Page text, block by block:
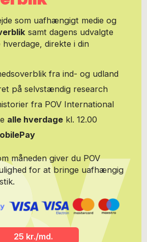
som uafhængigt medie og
samt dagens udvalgte
direkte i din
fra ind- og udland
på selvstændig research
fra POV International
alle hverdage kl. 12.00
måneden giver du POV
for at bringe uafhængig
25 kr./md.